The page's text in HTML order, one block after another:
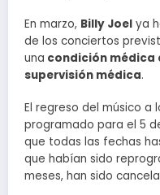
En marzo, Billy Joel ya
de los conciertos
una condición
supervisión médica.
El regreso del músico a
programado para el 5
que todas las fechas
que habían sido
meses, han sido